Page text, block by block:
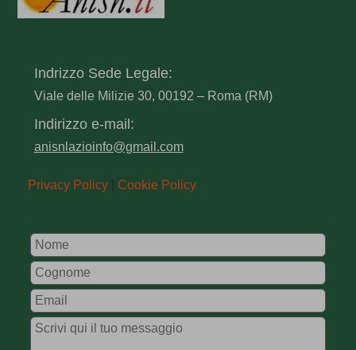
Indrizzo Sede Legale:
Viale delle Milizie 30, 00192 – Roma (RM)
Indirizzo e-mail:
anisnlazioinfo@gmail.com
Privacy Policy| Cookie Policy
Leave
this
field
blank